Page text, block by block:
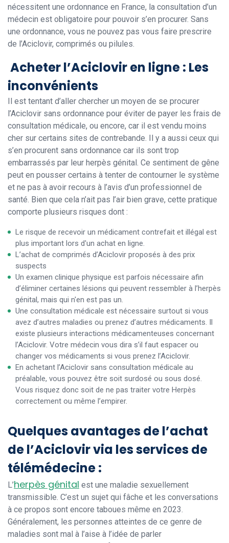
nécessitent une ordonnance en France, la consultation d’un
médecin est obligatoire pour pouvoir s’en procurer. Sans
une ordonnance, vous ne pouvez pas vous faire prescrire
de l’Aciclovir, comprimés ou pilules.
Acheter l’Aciclovir en ligne : Les
inconvénients
Il est tentant d’aller chercher un moyen de se procurer
l’Aciclovir sans ordonnance pour éviter de payer les frais de
consultation médicale, ou encore, car il est vendu moins
cher sur certains sites de contrebande. Il y a aussi ceux qui
s’en procurent sans ordonnance car ils sont trop
embarrassés par leur herpès génital. Ce sentiment de gêne
peut en pousser certains à tenter de contourner le système
et ne pas à avoir recours à l’avis d’un professionnel de
santé. Bien que cela n’ait pas l’air bien grave, cette pratique
comporte plusieurs risques dont :
Le risque de recevoir un médicament contrefait et illégal est
plus important lors d'un achat en ligne.
L’achat de comprimés d’Aciclovir proposés à des prix
suspects
Un examen clinique physique est parfois nécessaire afin
d’éliminer certaines lésions qui peuvent ressembler à l’herpès
génital, mais qui n'en est pas un.
Une consultation médicale est nécessaire surtout si vous
avez d’autres maladies ou prenez d’autres médicaments. Il
existe plusieurs interactions médicamenteuses concernant
l’Aciclovir. Votre médecin vous dira s’il faut espacer ou
changer vos médicaments si vous prenez l’Aciclovir.
En achetant l’Aciclovir sans consultation médicale au
préalable, vous pouvez être soit surdosé ou sous dosé.
Vous risquez donc soit de ne pas traiter votre Herpès
correctement ou même l’empirer.
Quelques avantages de l’achat
de l’Aciclovir via les services de
télémédecine :
L’herpès génital est une maladie sexuellement
transmissible. C’est un sujet qui fâche et les conversations
à ce propos sont encore taboues même en 2023.
Généralement, les personnes atteintes de ce genre de
maladies sont mal à l’aise à l’idée de parler